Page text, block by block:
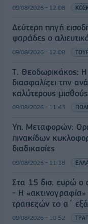
09/08/2026 - 12:08
Δεύτερη πηγή
ψαράδες ο
09/08/2026 - 12:08
Τ. Θεοδωρικάκος: Η
διασφαλίζει την
καλύτερους μισθούς
09/08/2026 - 11:43
Υπ. Μεταφορών:
πινακίδων
διαδικασίες
09/08/2026 - 11:18
Στα 15 δισ. ευρώ ο
- Η
τραπεζών το α΄
09/08/2026 - 10:52